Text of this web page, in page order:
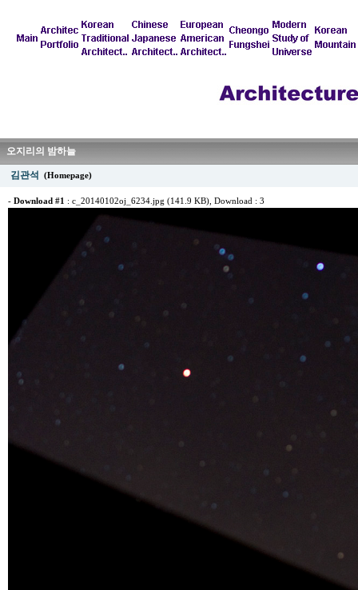
오지리의 밤하늘
김관석 (Homepage)
- Download #1 : c_20140102oj_6234.jpg (141.9 KB) , Download : 3